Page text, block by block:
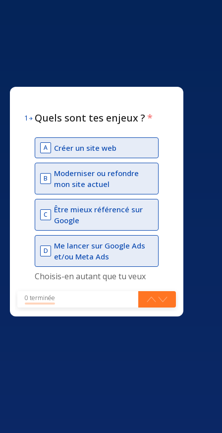
1 Quels sont tes enjeux ? *
A Créer un site web
B
Moderniser ou refondre
mon site actuel
C
Être mieux référencé sur
Google
D
Me lancer sur Google Ads
et/ou Meta Ads
Choisis-en autant que tu veux
0 terminée